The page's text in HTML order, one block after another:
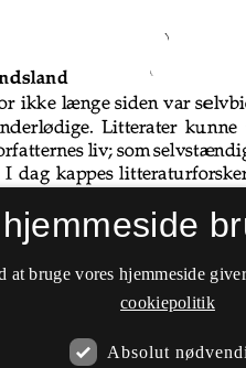
bruge vores hjemmeside
cookiepolitik
Absolut